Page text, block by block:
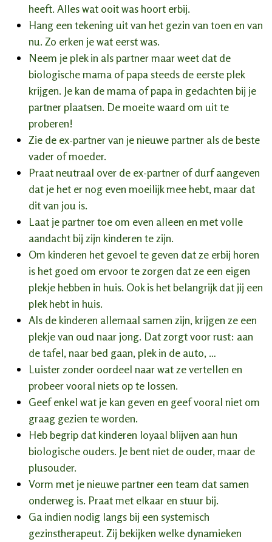
heeft. Alles wat ooit was hoort erbij.
Hang een tekening uit van het gezin van toen en van
nu. Zo erken je wat eerst was.
Neem je plek in als partner maar weet dat de
biologische mama of papa steeds de eerste plek
krijgen. Je kan de mama of papa in gedachten bij je
partner plaatsen. De moeite waard om uit te
proberen!
Zie de ex-partner van je nieuwe partner als de beste
vader of moeder.
Praat neutraal over de ex-partner of durf aangeven
dat je het er nog even moeilijk mee hebt, maar dat
dit van jou is.
Laat je partner toe om even alleen en met volle
aandacht bij zijn kinderen te zijn.
Om kinderen het gevoel te geven dat ze erbij horen
is het goed om ervoor te zorgen dat ze een eigen
plekje hebben in huis. Ook is het belangrijk dat jij een
plek hebt in huis.
Als de kinderen allemaal samen zijn, krijgen ze een
plekje van oud naar jong. Dat zorgt voor rust: aan
de tafel, naar bed gaan, plek in de auto, …
Luister zonder oordeel naar wat ze vertellen en
probeer vooral niets op te lossen.
Geef enkel wat je kan geven en geef vooral niet om
graag gezien te worden.
Heb begrip dat kinderen loyaal blijven aan hun
biologische ouders. Je bent niet de ouder, maar de
plusouder.
Vorm met je nieuwe partner een team dat samen
onderweg is. Praat met elkaar en stuur bij.
Ga indien nodig langs bij een systemisch
gezinstherapeut. Zij bekijken welke dynamieken